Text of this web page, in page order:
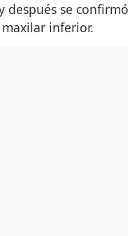
después se confirmó
inferior.